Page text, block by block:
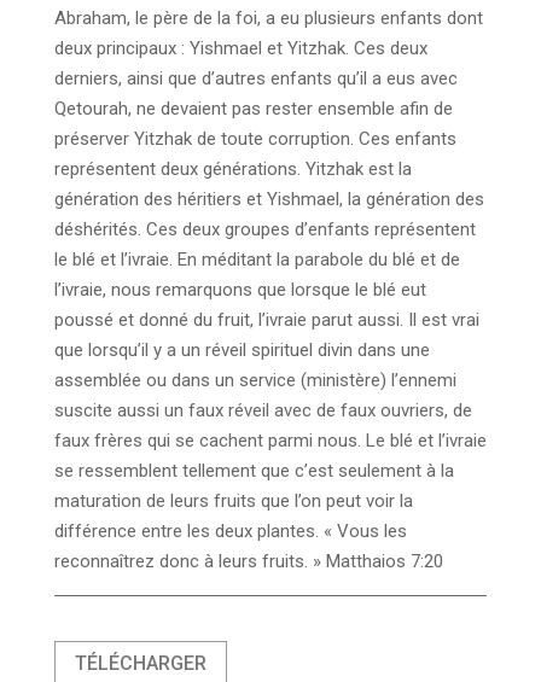
Abraham, le père de la foi, a eu plusieurs enfants dont
deux principaux : Yishmael et Yitzhak. Ces deux
derniers, ainsi que d’autres enfants qu’il a eus avec
Qetourah, ne devaient pas rester ensemble afin de
préserver Yitzhak de toute corruption. Ces enfants
représentent deux générations. Yitzhak est la
génération des héritiers et Yishmael, la génération des
déshérités. Ces deux groupes d’enfants représentent
le blé et l’ivraie. En méditant la parabole du blé et de
l’ivraie, nous remarquons que lorsque le blé eut
poussé et donné du fruit, l’ivraie parut aussi. Il est vrai
que lorsqu’il y a un réveil spirituel divin dans une
assemblée ou dans un service (ministère) l’ennemi
suscite aussi un faux réveil avec de faux ouvriers, de
faux frères qui se cachent parmi nous. Le blé et l’ivraie
se ressemblent tellement que c’est seulement à la
maturation de leurs fruits que l’on peut voir la
différence entre les deux plantes. « Vous les
reconnaîtrez donc à leurs fruits. » Matthaios 7:20
TÉLÉCHARGER